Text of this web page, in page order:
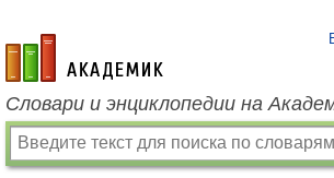
academic.ru
Словари и энциклопедии на